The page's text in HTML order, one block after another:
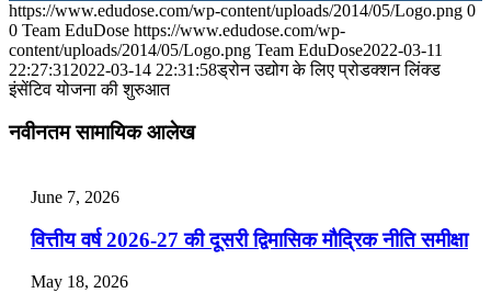
July 28, 2026
📝 डेली करेंट अफेयर्स: 25-27 जुलाई 2026
July 22, 2026
📝 डेली करेंट अफेयर्स: 19-21 जुलाई 2026
July 19, 2026
https://www.edudose.com/wp-content/uploads/2014/05/Logo.png 0
0 Team EduDose https://www.edudose.com/wp-
content/uploads/2014/05/Logo.png Team EduDose2022-03-11
22:27:31 2022-03-14 22:31:58ड्रोन उद्योग के लिए प्रोडक्शन लिंक्ड
इंसेंटिव योजना की शुरुआत
नवीनतम सामायिक आलेख
June 7, 2026
वित्तीय वर्ष 2026-27 की दूसरी द्विमासिक मौद्रिक नीति समीक्षा
May 18, 2026